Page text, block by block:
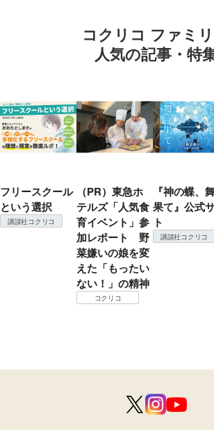
コクリコ ファミ
人気の記事・特
フリースクール
という選択
講談社コクリコ
（PR）東急ホ
テルズ「人気食
育イベント」参
加レポート 野
菜嫌いの娘を変
えた「もったい
ない！」の精神
コクリコ
『神の蝶、
果て』公式
ト
講談社コクリコ